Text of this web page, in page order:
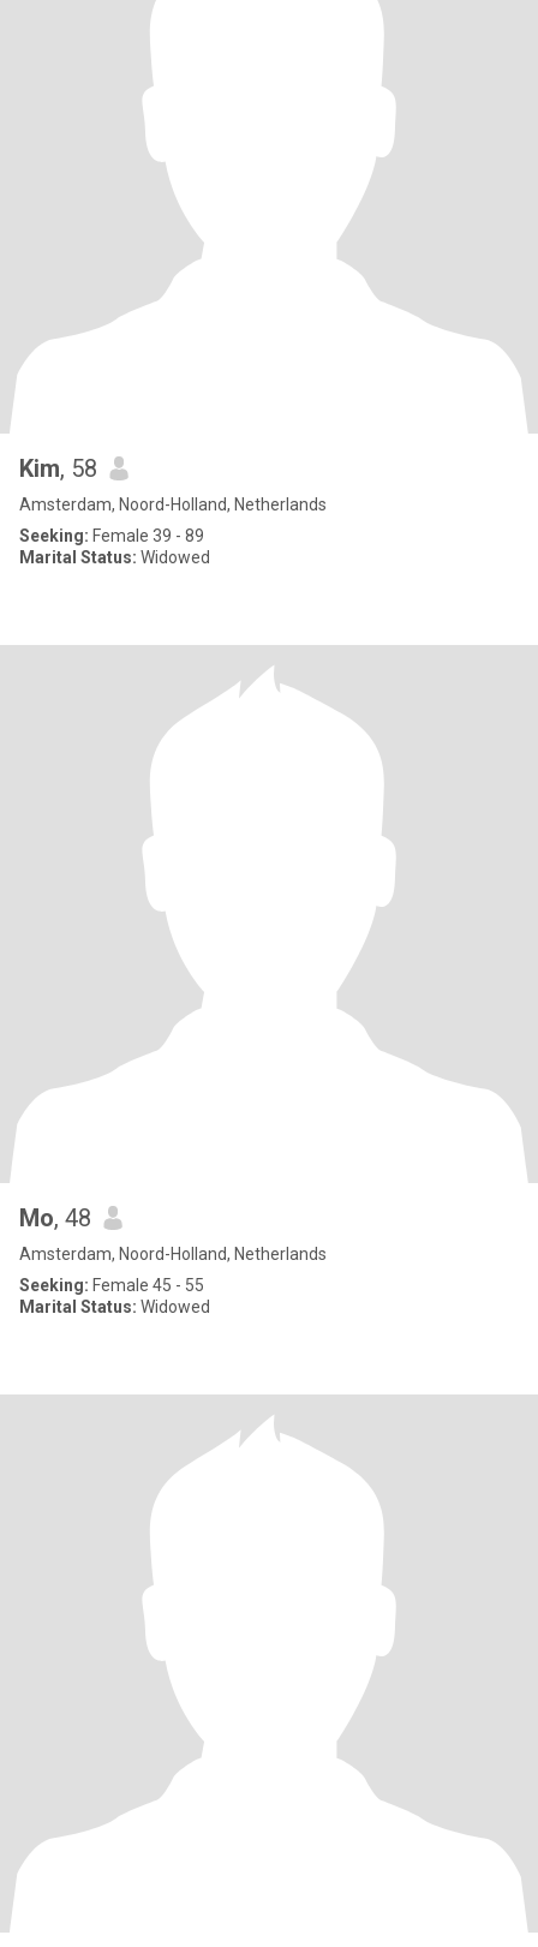
Kim, 58
Amsterdam, Noord-Holland, Netherlands
Seeking: Female 39 - 89
Marital Status: Widowed
Mo, 48
Amsterdam, Noord-Holland, Netherlands
Seeking: Female 45 - 55
Marital Status: Widowed